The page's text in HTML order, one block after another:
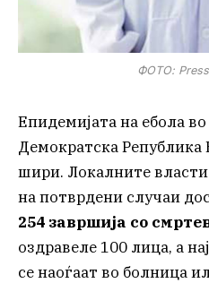
ФОТО:
Епидемијата на ебола
Демократска Република
шири. Локалните власти
на потврдени случаи
254 завршија со
оздравеле 100 лица, а
се наоѓаат во болница